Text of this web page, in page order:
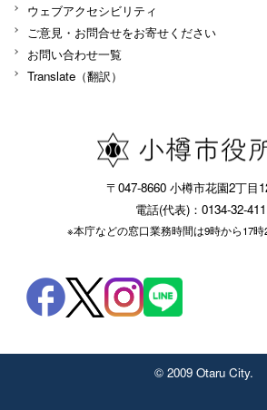
ウェブアクセシビリティ
ご意見・お問合せをお寄せください
お問い合わせ一覧
Translate（翻訳）
〒047-8660 小樽市花園2丁目
電話(代表)：0134-32-
※本庁などの窓口業務時間は9時から17時
© 2009 Otaru City.